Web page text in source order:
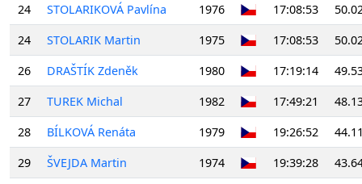
24
STOLARIKOVÁ Pavlína 1976 17:08:53
24
STOLARIK Martin 1975 17:08:53
26
DRAŠTÍK Zdeněk 1980 17:19:14
27
TUREK Michal 1982 17:49:21
28
BÍLKOVÁ Renáta 1979 19:26:52
29
ŠVEJDA Martin 1974 19:39:28